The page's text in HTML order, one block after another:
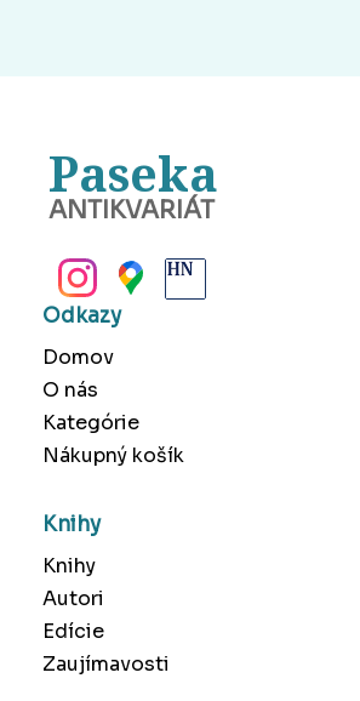
Paseka
ANTIKVARIÁT
Odkazy
Domov
O nás
Kategórie
Nákupný košík
Knihy
Knihy
Autori
Edície
Zaujímavosti